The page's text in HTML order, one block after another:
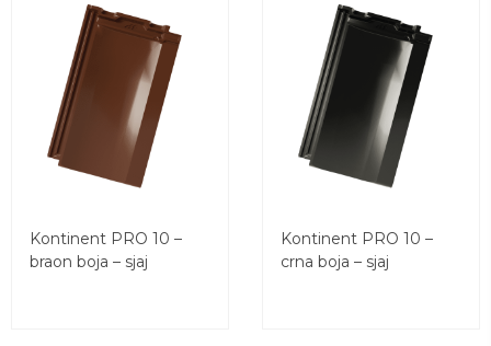
Kontinent PRO 10 –
braon boja – sjaj
Kontinent PRO 10 –
crna boja – sjaj